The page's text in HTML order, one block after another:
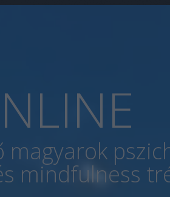
mindfulness